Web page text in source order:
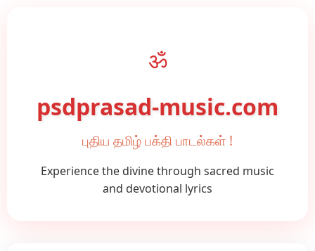
ॐ
psdprasad-music.com
புதிய தமிழ் பக்தி பாடல்கள் !
Experience the divine through sacred music
and devotional lyrics